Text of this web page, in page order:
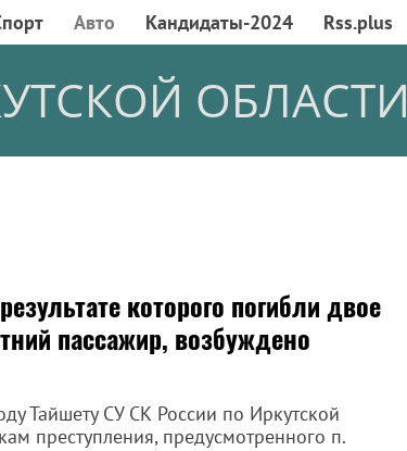
Авто Кандидаты-2024 Rss.plus
ОБЛАСТИ
которого погибли двое
пассажир, возбуждено
Тайшету СУ СК России по Иркутской
преступления, предусмотренного п.